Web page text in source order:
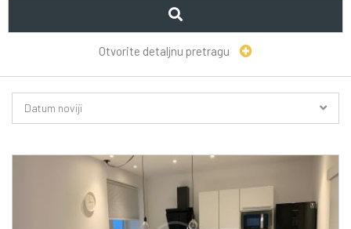
Otvorite detaljnu pretragu
Datum noviji